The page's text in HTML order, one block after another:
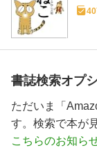
書誌検索オプ
ただいま「
す。検索で本が
こちらのお知ら